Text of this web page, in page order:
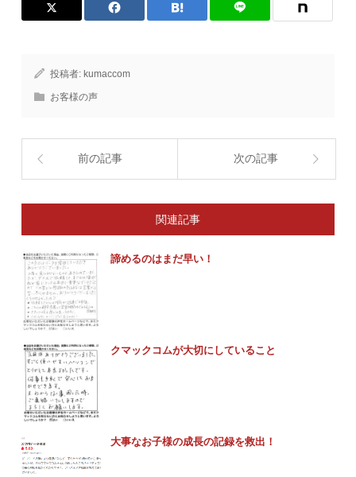
投稿者:kumaccom
お客様の声
前の記事 次の記事
関連記事
諦めるのはまだ早い！
クマックコムが大切にしていること
大事なお子様の成長の記録を救出！